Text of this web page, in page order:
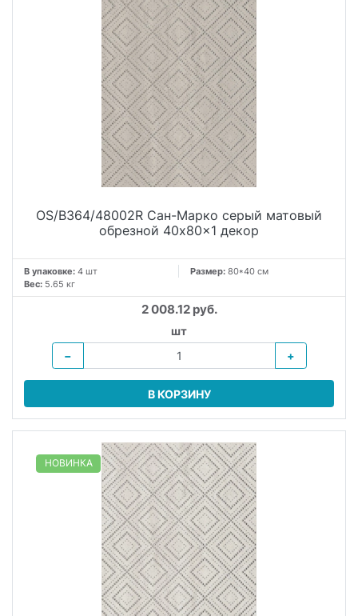
OS/B364/48002R Сан-Марко серый матовый
обрезной 40x80x1 декор
В упаковке: 4 шт Размер: 80*40 см
Вес: 5.65 кг
2 008.12 руб.
шт
−
+
В КОРЗИНУ
НОВИНКА